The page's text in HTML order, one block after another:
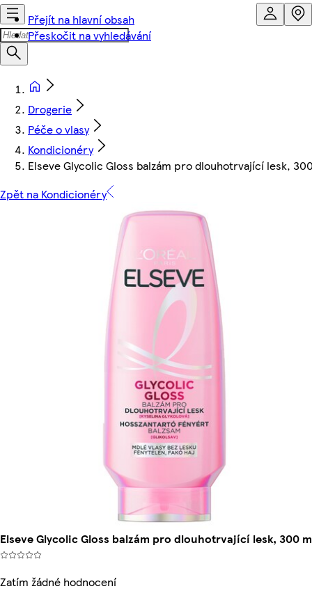
Přejít na hlavní obsah
Přeskočit na vyhledávání
Drogerie
Péče o vlasy
Kondicionéry
Elseve Glycolic Gloss balzám pro dlouhotrvající lesk,
Zpět na Kondicionéry
Elseve Glycolic Gloss balzám pro dlouhotrvající lesk, 300
Zatím žádné hodnocení